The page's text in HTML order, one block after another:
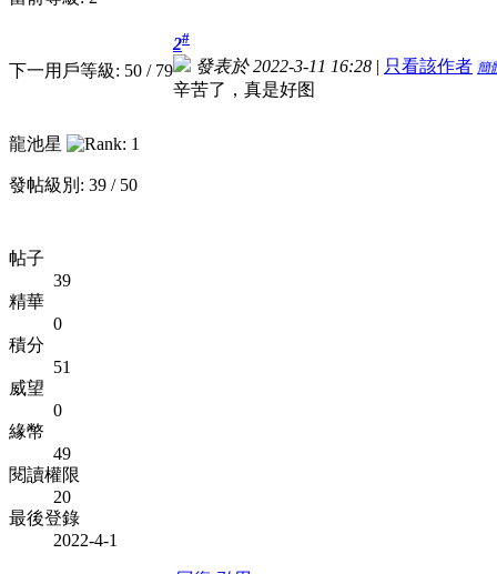
下一用戶等級: 50 / 79
龍池星
發帖級別: 39 / 50
帖子
39
精華
0
積分
51
威望
0
緣幣
49
閱讀權限
20
最後登錄
2022-4-1
2#
發表於 2022-3-11 16:28 | 只看該作者 簡
辛苦了，真是好图